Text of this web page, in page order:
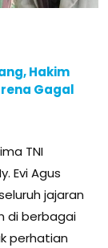
Hakim
Gagal
TNI
Evi Agus
jajaran
di berbagai
perhatian